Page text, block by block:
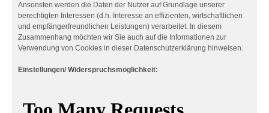
Ansonsten werden die Daten der Nutzer auf Grundlage unserer
berechtigten Interessen (d.h. Interesse an effizienten, wirtschaftlichen
und empfängerfreundlichen Leistungen) verarbeitet. In diesem
Zusammenhang möchten wir Sie auch auf die Informationen zur
Verwendung von Cookies in dieser Datenschutzerklärung hinweisen.
Einstellungen/ Widerspruchsmöglichkeit: